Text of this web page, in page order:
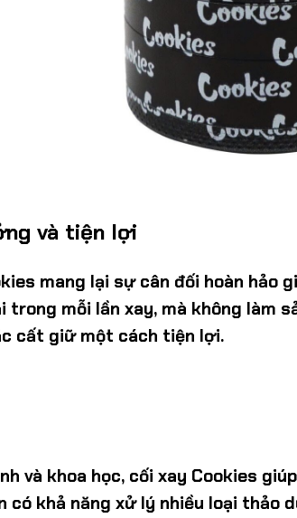
và tiện lợi
mang lại sự cân đối hoàn
mỗi lần xay, mà không làm
cất giữ một cách tiện lợi.
và khoa học, cối xay Cookies
có khả năng xử lý nhiều loại